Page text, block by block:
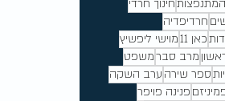
חינוך חרדי
חרדיפדיה
כאן 11
מוישי ליפשיץ
מרב סברמשפט
ספר שירה ערב השקה
פנינה פויפר